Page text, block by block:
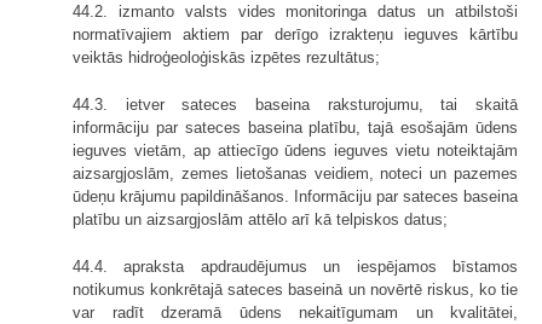
44.2. izmanto valsts vides monitoringa datus un atbilstoši
normatīvajiem aktiem par derīgo izrakteņu ieguves kārtību
veiktās hidroģeoloģiskās izpētes rezultātus;
44.3. ietver sateces baseina raksturojumu, tai skaitā
informāciju par sateces baseina platību, tajā esošajām ūdens
ieguves vietām, ap attiecīgo ūdens ieguves vietu noteiktajām
aizsargjoslām, zemes lietošanas veidiem, noteci un pazemes
ūdeņu krājumu papildināšanos. Informāciju par sateces baseina
platību un aizsargjoslām attēlo arī kā telpiskos datus;
44.4. apraksta apdraudējumus un iespējamos bīstamos
notikumus konkrētajā sateces baseinā un novērtē riskus, ko tie
var radīt dzeramā ūdens nekaitīgumam un kvalitātei,